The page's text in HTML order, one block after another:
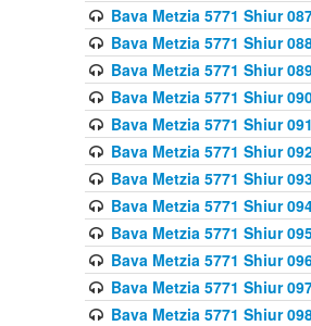
Bava Metzia 5771 Shiur
Bava Metzia 5771 Shiur
Bava Metzia 5771 Shiur
Bava Metzia 5771 Shiur
Bava Metzia 5771 Shiur
Bava Metzia 5771 Shiur
Bava Metzia 5771 Shiur
Bava Metzia 5771 Shiur
Bava Metzia 5771 Shiur
Bava Metzia 5771 Shiur
Bava Metzia 5771 Shiur
Bava Metzia 5771 Shiur